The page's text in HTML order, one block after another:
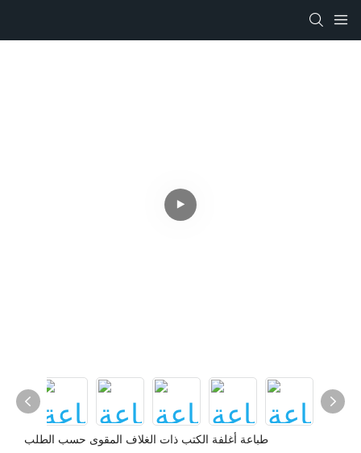
طباعة أغلفة الكتب ذات الغلاف المقوى حسب الطلب